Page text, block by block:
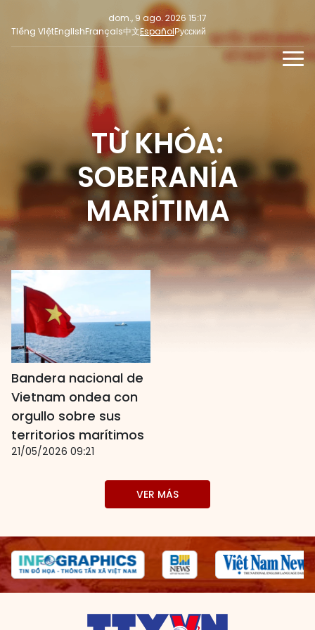
dom., 9 ago. 2026 15:17
Tiếng ViệtEnglishFrançais中文EspañolРусский
Últimas noticias
Enfoque
NOTICIAS PARA LA PRENSA
REDES SOCIALESTỪ KHÓA:
SOBERANÍA
MARÍTIMA
Bandera nacional de
Vietnam ondea con
orgullo sobre sus
territorios marítimos
21/05/2026 09:21
VER MÁS